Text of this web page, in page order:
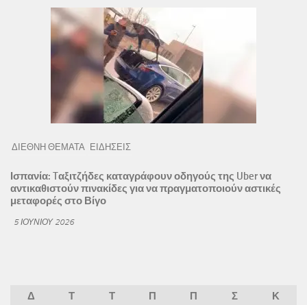
ΔΙΕΘΝΗ ΘΕΜΑΤΑ ΕΙΔΗΣΕΙΣ
Ισπανία: Tαξιτζήδες καταγράφουν οδηγούς της Uber να
αντικαθιστούν πινακίδες για να πραγματοποιούν αστικές
μεταφορές στο Βίγο
5 ΙΟΥΝΊΟΥ 2026
Δ Τ Τ Π Π Σ
Κ